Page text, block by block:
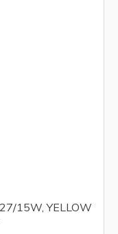
15W, YELLOW